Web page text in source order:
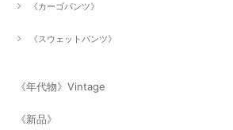
《カーゴパンツ》
《スウェットパンツ》
《年代物》Vintage
《新品》